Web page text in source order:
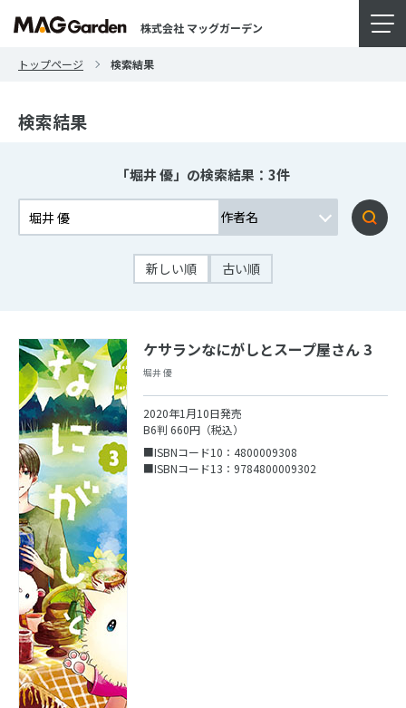
株式会社 マッグガーデン
トップページ 検索結果
検索結果
「堀井 優」の検索結果：3件
新しい順 古い順
ケサランなにがしとスープ屋さん 3
堀井 優
2020年1月10日発売
B6判 660円（税込）
■ISBNコード10：4800009308
■ISBNコード13：9784800009302